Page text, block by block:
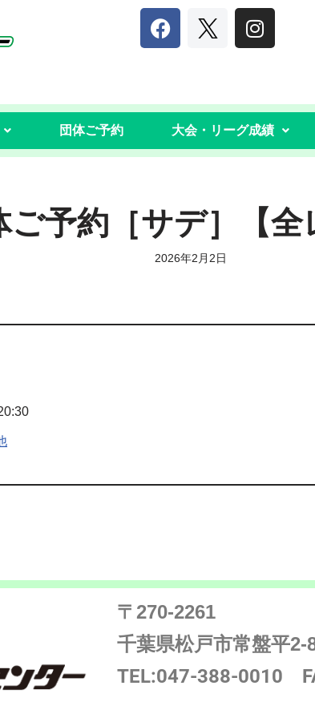
団体ご予約 大会・リーグ成績
ご予約［サデ］【全
2026年2月2日
〒270-2261
千葉県松戸市常盤平2-
TEL:047-388-0010